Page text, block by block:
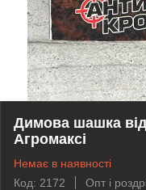
Димова шашка від
Агромаксі
Немає в наявності
Код: 2172
Опт і